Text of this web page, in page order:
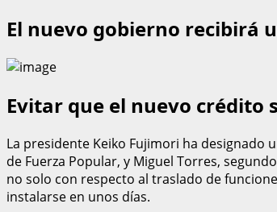
El nuevo gobierno recibirá
Evitar que el nuevo crédito
La presidente Keiko Fujimori ha designado
de Fuerza Popular, y Miguel Torres,
no solo con respecto al traslado de
instalarse en unos días.